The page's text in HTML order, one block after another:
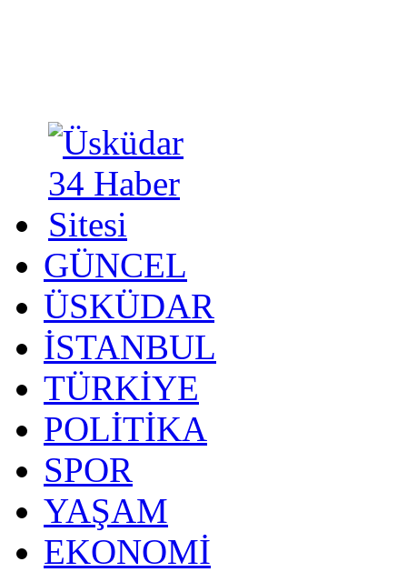
GÜNCEL
ÜSKÜDAR
İSTANBUL
TÜRKİYE
POLİTİKA
SPOR
YAŞAM
EKONOMİ